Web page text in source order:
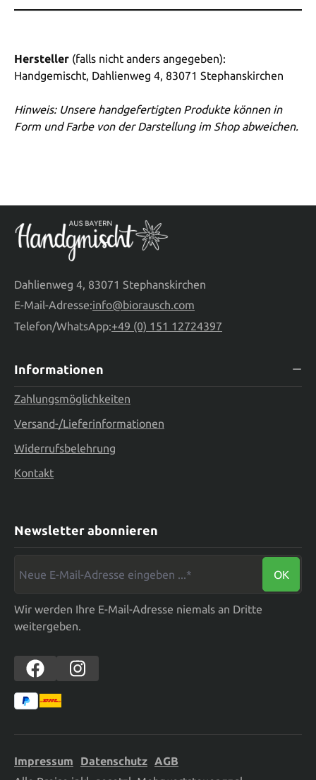
Hersteller (falls nicht anders angegeben):
Handgemischt, Dahlienweg 4, 83071 Stephanskirchen
Hinweis: Unsere handgefertigten Produkte können in
Form und Farbe von der Darstellung im Shop abweichen.
Dahlienweg 4, 83071 Stephanskirchen
E-Mail-Adresse:info@biorausch.com
Telefon/WhatsApp:+49 (0) 151 12724397
Informationen
Zahlungsmöglichkeiten
Versand-/Lieferinformationen
Widerrufsbelehrung
Kontakt
Newsletter abonnieren
OK
Wir werden Ihre E-Mail-Adresse niemals an Dritte
weitergeben.
Impressum Datenschutz AGB